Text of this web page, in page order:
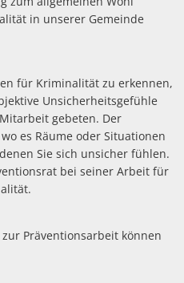
in unserer Gemeinde
für Kriminalität zu erkennen,
Unsicherheitsgefühle
gebeten. Der
es Räume oder Situationen
Sie sich unsicher fühlen.
bei seiner Arbeit für
Präventionsarbeit können